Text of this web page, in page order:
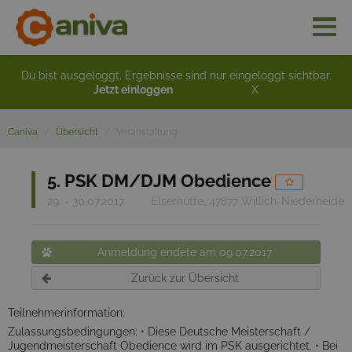
Du bist ausgeloggt. Ergebnisse sind nur eingeloggt sichtbar.
Jetzt einloggen
X
Caniva Übersicht
5. PSK DM/DJM Obedience
29. - 30.07.2017 Elserhütte, 47877 Willich-Niederheide
Anmeldung endete am 09.07.2017
Zurück zur Übersicht
Teilnehmerinformation:
Zulassungsbedingungen: • Diese Deutsche Meisterschaft /
Jugendmeisterschaft Obedience wird im PSK ausgerichtet. • Bei